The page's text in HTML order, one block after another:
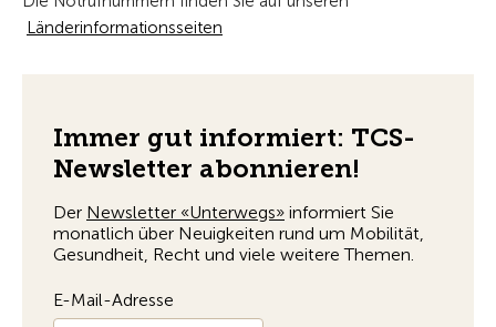
Länderinformationsseiten